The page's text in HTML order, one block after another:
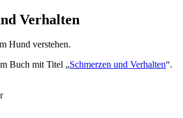
Verhalten
Hund verstehen.
Buch mit Titel „Schmerzen und Verhalten“.